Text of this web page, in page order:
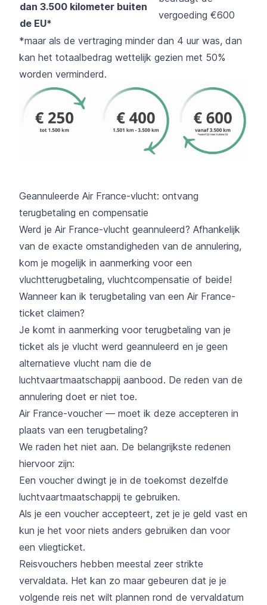
dan 3.500 kilometer buiten
de EU*
vergoeding €600
*maar als de vertraging minder dan 4 uur was, dan
kan het totaalbedrag wettelijk gezien met 50%
worden verminderd.
Geannuleerde Air France-vlucht: ontvang
terugbetaling en compensatie
Werd je Air France-vlucht geannuleerd? Afhankelijk
van de exacte omstandigheden van de annulering,
kom je mogelijk in aanmerking voor een
vluchtterugbetaling, vluchtcompensatie of beide!
Wanneer kan ik terugbetaling van een Air France-
ticket claimen?
Je komt in aanmerking voor terugbetaling van je
ticket als je vlucht werd geannuleerd en je geen
alternatieve vlucht nam die de
luchtvaartmaatschappij aanbood. De reden van de
annulering doet er niet toe.
Air France-voucher — moet ik deze accepteren in
plaats van een terugbetaling?
We raden het niet aan. De belangrijkste redenen
hiervoor zijn:
Een voucher dwingt je in de toekomst dezelfde
luchtvaartmaatschappij te gebruiken.
Als je een voucher accepteert, zet je je geld vast en
kun je het voor niets anders gebruiken dan voor
een vliegticket.
Reisvouchers hebben meestal zeer strikte
vervaldata. Het kan zo maar gebeuren dat je je
volgende reis net wilt plannen rond de vervaldatum